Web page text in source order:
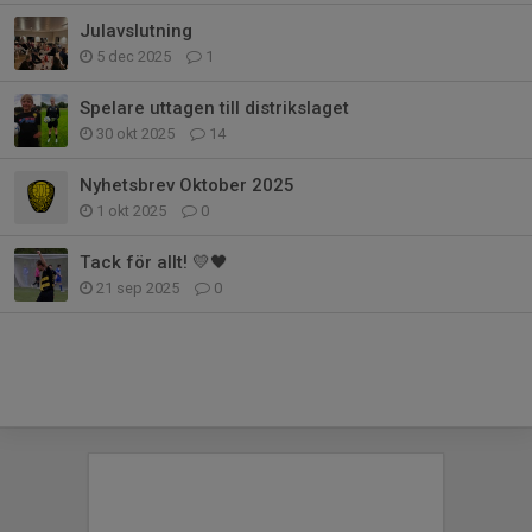
Julavslutning
5 dec 2025 1
Spelare uttagen till distrikslaget
30 okt 2025 14
Nyhetsbrev Oktober 2025
1 okt 2025 0
Tack för allt! 💛🖤
21 sep 2025 0